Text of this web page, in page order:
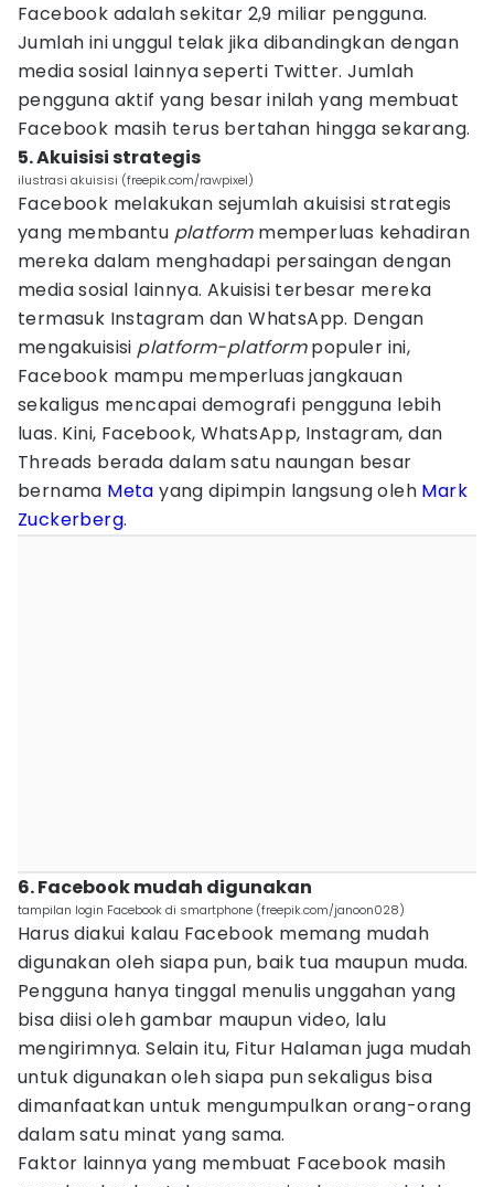
Facebook adalah sekitar 2,9 miliar pengguna.
Jumlah ini unggul telak jika dibandingkan dengan
media sosial lainnya seperti Twitter. Jumlah
pengguna aktif yang besar inilah yang membuat
Facebook masih terus bertahan hingga sekarang.
5. Akuisisi strategis
ilustrasi akuisisi (freepik.com/rawpixel)
Facebook melakukan sejumlah akuisisi strategis
yang membantu platformmemperluas kehadiran
mereka dalam menghadapi persaingan dengan
media sosial lainnya. Akuisisi terbesar mereka
termasuk Instagram dan WhatsApp. Dengan
mengakuisisi platform-platformpopuler ini,
Facebook mampu memperluas jangkauan
sekaligus mencapai demografi pengguna lebih
luas. Kini, Facebook, WhatsApp, Instagram, dan
Threads berada dalam satu naungan besar
bernama Meta yang dipimpin langsung oleh Mark
Zuckerberg.
6. Facebook mudah digunakan
tampilan login Facebook di smartphone (freepik.com/janoon028)
Harus diakui kalau Facebook memang mudah
digunakan oleh siapa pun, baik tua maupun muda.
Pengguna hanya tinggal menulis unggahan yang
bisa diisi oleh gambar maupun video, lalu
mengirimnya. Selain itu, Fitur Halaman juga mudah
untuk digunakan oleh siapa pun sekaligus bisa
dimanfaatkan untuk mengumpulkan orang-orang
dalam satu minat yang sama.
Faktor lainnya yang membuat Facebook masih